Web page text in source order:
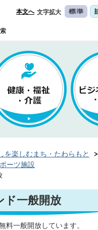
本文へ 文字拡大
を楽しむまち・たわらもと
ーツ施設
ド一般開放
一般開放しています。